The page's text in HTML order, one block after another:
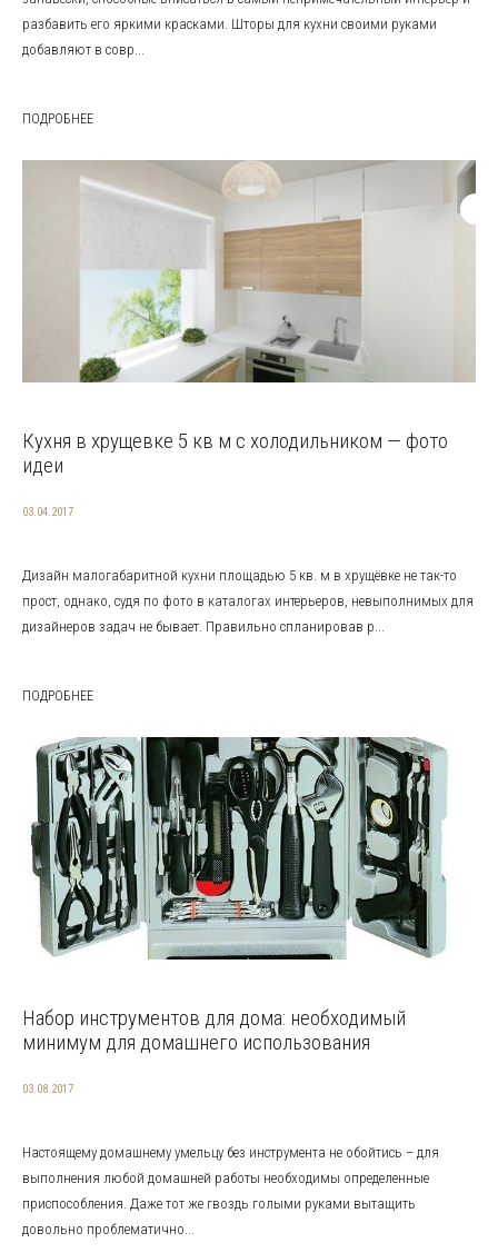
разбавить его яркими красками. Шторы для кухни своими руками
добавляют в совр...
ПОДРОБНЕЕ
Кухня в хрущевке 5 кв м с холодильником — фото
идеи
03.04.2017
Дизайн малогабаритной кухни площадью 5 кв. м в хрущёвке не так-то
прост, однако, судя по фото в каталогах интерьеров, невыполнимых для
дизайнеров задач не бывает. Правильно спланировав р...
ПОДРОБНЕЕ
Набор инструментов для дома: необходимый
минимум для домашнего использования
03.08.2017
Настоящему домашнему умельцу без инструмента не обойтись – для
выполнения любой домашней работы необходимы определенные
приспособления. Даже тот же гвоздь голыми руками вытащить
довольно проблематично...